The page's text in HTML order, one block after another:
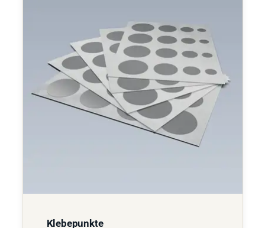
Klebepunkte